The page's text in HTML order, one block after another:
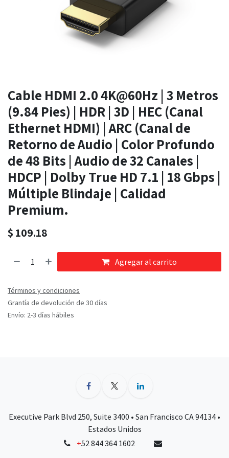
Cable HDMI 2.0 4K@60Hz | 3 Metros
(9.84 Pies) | HDR | 3D | HEC (Canal
Ethernet HDMI) | ARC (Canal de
Retorno de Audio | Color Profundo
de 48 Bits | Audio de 32 Canales |
HDCP | Dolby True HD 7.1 | 18 Gbps |
Múltiple Blindaje | Calidad
Premium.
$ 109.18
Agregar al carrito
Términos y condiciones
Grantía de devolución de 30 días
Envío: 2-3 días hábiles
Executive Park Blvd 250, Suite 3400 • San Francisco CA 94134 •
Estados Unidos
+52 844 364 1602